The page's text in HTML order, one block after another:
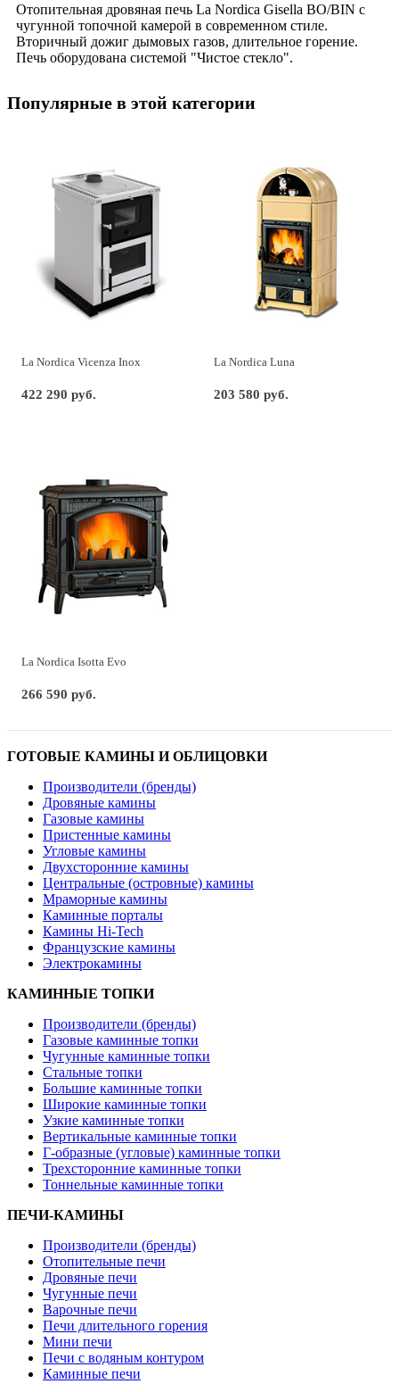
Отопительная дровяная печь La Nordica Gisella BO/BIN с
чугунной топочной камерой в современном стиле.
Вторичный дожиг дымовых газов, длительное горение.
Печь оборудована системой "Чистое стекло".
Популярные в этой категории
La Nordica Vicenza Inox
422 290 руб.
La Nordica Luna
203 580 руб.
La Nordica Isotta Evo
266 590 руб.
ГОТОВЫЕ КАМИНЫ И ОБЛИЦОВКИ
Производители (бренды)
Дровяные камины
Газовые камины
Пристенные камины
Угловые камины
Двухсторонние камины
Центральные (островные) камины
Мраморные камины
Каминные порталы
Камины Hi-Tech
Французские камины
Электрокамины
КАМИННЫЕ ТОПКИ
Производители (бренды)
Газовые каминные топки
Чугунные каминные топки
Стальные топки
Большие каминные топки
Широкие каминные топки
Узкие каминные топки
Вертикальные каминные топки
Г-образные (угловые) каминные топки
Трехсторонние каминные топки
Тоннельные каминные топки
ПЕЧИ-КАМИНЫ
Производители (бренды)
Отопительные печи
Дровяные печи
Чугунные печи
Варочные печи
Печи длительного горения
Мини печи
Печи с водяным контуром
Каминные печи